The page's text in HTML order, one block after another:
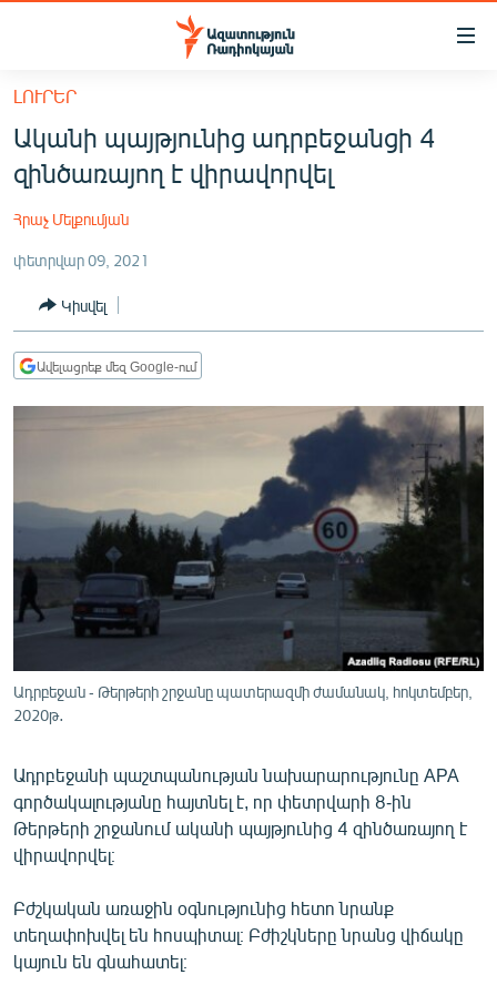
Մատչելիության
հիմնական
բովանդակությանը
Անցնել
հիմնական
մենյուին
ՀԱՅԱՍՏԱՆ
ՔԱՂԱՔԱԿԱՆ
ԸՆՏՐՈՒԹՅՈՒՆՆԵՐ 2026
ԻՐԱՎՈՒՆՔ
ՀԱՍԱՐԱԿՈՒԹՅՈՒՆ
ՏՆՏԵՍՈՒԹՅՈՒՆ
ՄԻՋԱԶԳԱՅԻՆ
ՄՇԱԿՈՒՅԹ
ՍՊՈՐՏ
ՄԵԿՆԱԲԱՆՈՒԹՅՈՒՆ
ՏՏ ԵՒ ԻՆՏԵՐՆԵՏ
ԿՈՐՈՆԱՎԻՐՈՒՍ
ՏԵՍԱՆՅՈՒԹԵՐ
ԲԱՆԱՎԵՃ
ՓՈԴՔԱՍԹ
Հայերեն
ԼՈՒՐԵՐ
Ականի պայթյունից ադրբեջանցի 4
զինծառայող է վիրավորվել
Հրաչ Մելքումյան
փետրվար 09, 2021
Կիսվել
Ավելացրեք մեզ Google-ում
Ադրբեջան - Թերթերի շրջանը պատերազմի ժամանակ, հոկտեմբեր,
2020թ․
Ադրբեջանի պաշտպանության նախարարությունը APA
գործակալությանը հայտնել է, որ փետրվարի 8-ին
Թերթերի շրջանում ականի պայթյունից 4 զինծառայող է
վիրավորվել։
Բժշկական առաջին օգնությունից հետո նրանք
տեղափոխվել են հոսպիտալ։ Բժիշկները նրանց վիճակը
կայուն են գնահատել։